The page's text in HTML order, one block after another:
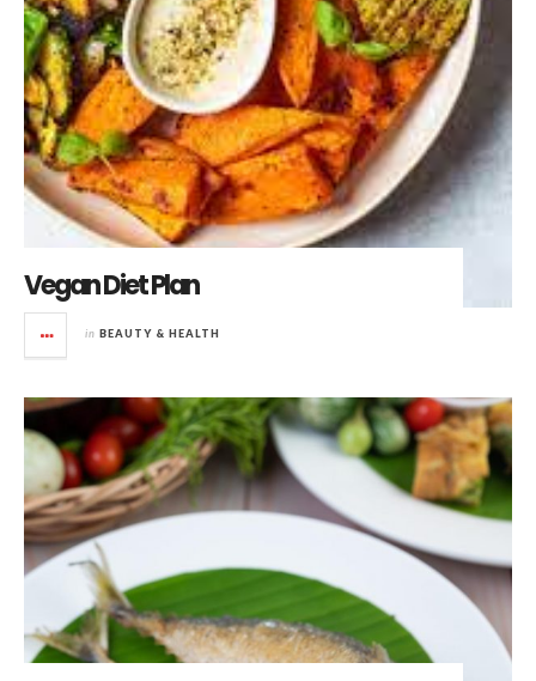
Vegan Diet Plan
in BEAUTY & HEALTH